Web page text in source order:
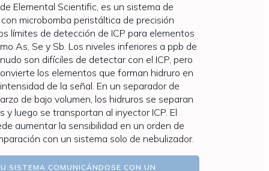
de Elemental Scientific, es un sistema de
microbomba peristáltica de precisión
límites de detección de ICP para elementos
As, Se y Sb. Los niveles inferiores a ppb de
son difíciles de detectar con el ICP, pero
los elementos que forman hidruro en
de la señal. En un separador de
de bajo volumen, los hidruros se separan
y luego se transportan al inyector ICP. El
aumentar la sensibilidad en un orden de
con un sistema solo de nebulizador.
SISTEMA COMUNICÁNDOSE CON UN